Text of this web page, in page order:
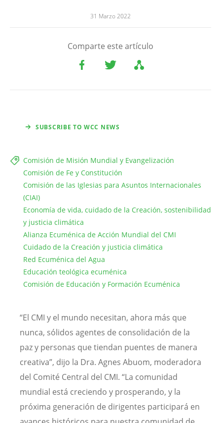
31 Marzo 2022
Comparte este artículo
SUBSCRIBE TO WCC NEWS
Comisión de Misión Mundial y Evangelización
Comisión de Fe y Constitución
Comisión de las Iglesias para Asuntos Internacionales
(CIAI)
Economía de vida, cuidado de la Creación, sostenibilidad
y justicia climática
Alianza Ecuménica de Acción Mundial del CMI
Cuidado de la Creación y justicia climática
Red Ecuménica del Agua
Educación teológica ecuménica
Comisión de Educación y Formación Ecuménica
“El CMI y el mundo necesitan, ahora más que
nunca, sólidos agentes de consolidación de la
paz y personas que tiendan puentes de manera
creativa”, dijo la Dra. Agnes Abuom, moderadora
del Comité Central del CMI. “La comunidad
mundial está creciendo y prosperando, y la
próxima generación de dirigentes participará en